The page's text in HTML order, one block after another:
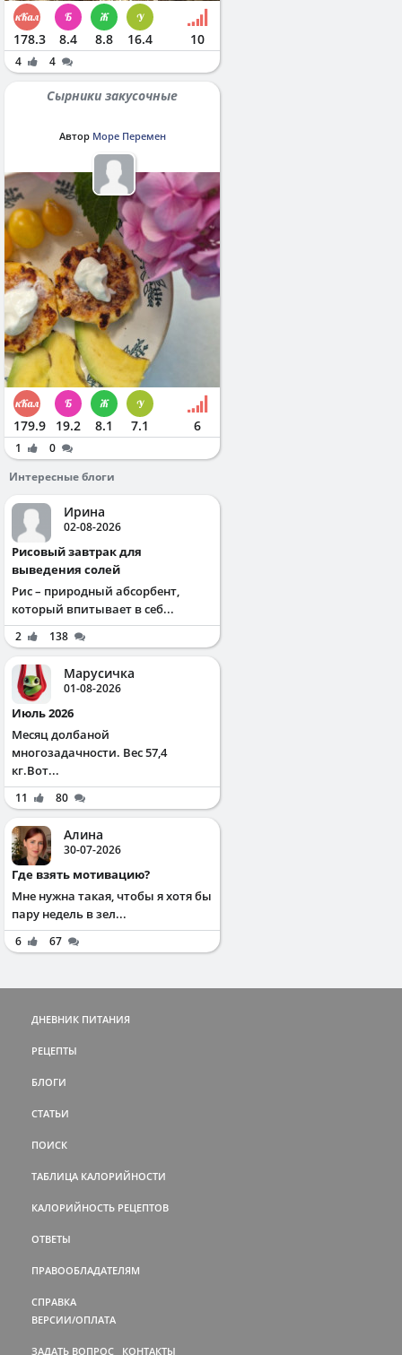
178.3 8.4 8.8 16.4 10
4 4
Сырники закусочные
Автор Море Перемен
179.9 19.2 8.1 7.1 6
1
0
Интересные блоги
Ирина
02-08-2026
Рисовый завтрак для
выведения солей
Рис – природный абсорбент,
который впитывает в себ...
2 138
Марусичка
01-08-2026
Июль 2026
Месяц долбаной
многозадачности. Вес 57,4
кг.Вот...
11 80
Алина
30-07-2026
Где взять мотивацию?
Мне нужна такая, чтобы я хотя бы
пару недель в зел...
6 67
ДНЕВНИК ПИТАНИЯ
РЕЦЕПТЫ
БЛОГИ
СТАТЬИ
ПОИСК
ТАБЛИЦА КАЛОРИЙНОСТИ
КАЛОРИЙНОСТЬ РЕЦЕПТОВ
ОТВЕТЫ
ПРАВООБЛАДАТЕЛЯМ
СПРАВКА
ВЕРСИИ/ОПЛАТА
ЗАДАТЬ ВОПРОС КОНТАКТЫ